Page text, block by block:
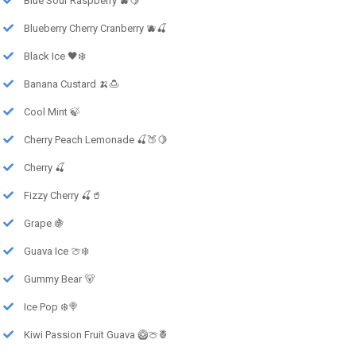
Blueberry Cherry Cranberry 🫐🍒
Black Ice 🖤❄️
Banana Custard 🍌🍮
Cool Mint 🍃
Cherry Peach Lemonade 🍒🍑🍋
Cherry 🍒
Fizzy Cherry 🍒🥤
Grape 🍇
Guava Ice 🍈❄️
Gummy Bear 🐻
Ice Pop ❄️🍭
Kiwi Passion Fruit Guava 🥝🍈🍍